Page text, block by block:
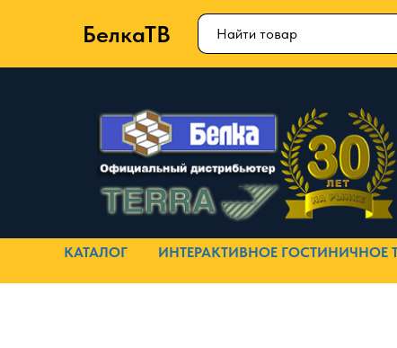
БелкаТВ
КАТАЛОГ ИНТЕРАКТИВНОЕ ГОСТИНИЧНОЕ